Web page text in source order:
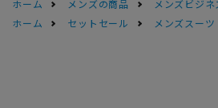
ホーム
メンズの商品 メンズビジネ
ホーム
セットセール メンズスー